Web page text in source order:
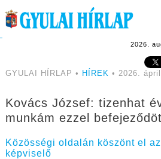
2026.
GYULAI HÍRLAP • HÍREK • 2026.
Kovács József: tizenhat
munkám ezzel
Közösségi oldalán köszönt el
képviselő